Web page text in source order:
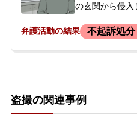
の玄関から侵入
気づかれたため
伴う家宅捜索で
押収されるなど
弁護活動の結果 不起訴処分
盗撮の関連事例